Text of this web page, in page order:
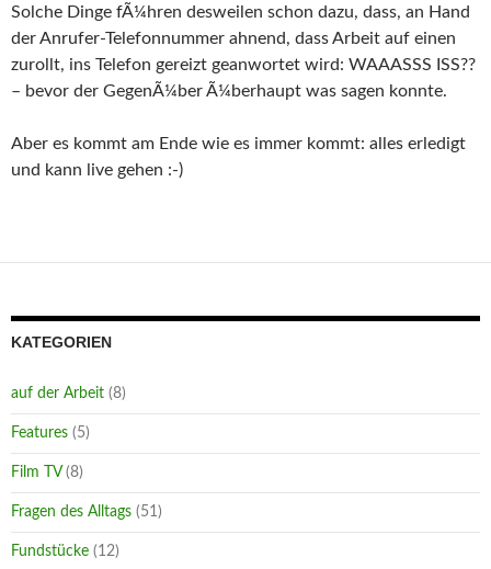
Solche Dinge fÃ¼hren desweilen schon dazu, dass, an Hand
der Anrufer-Telefonnummer ahnend, dass Arbeit auf einen
zurollt, ins Telefon gereizt geanwortet wird: WAAASSS ISS??
– bevor der GegenÃ¼ber Ã¼berhaupt was sagen konnte.
Aber es kommt am Ende wie es immer kommt: alles erledigt
und kann live gehen :-)
KATEGORIEN
auf der Arbeit (8)
Features (5)
Film TV(8)
Fragen des Alltags (51)
Fundstücke (12)